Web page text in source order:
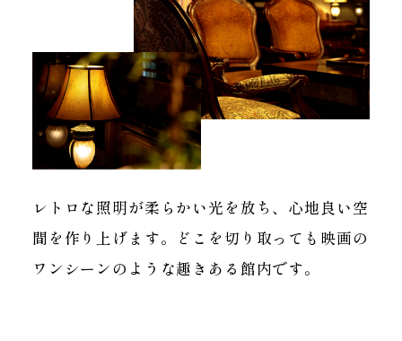
レトロな照明が柔らかい光を放ち、心地良い空
間を作り上げます。どこを切り取っても映画の
ワンシーンのような趣きある館内です。